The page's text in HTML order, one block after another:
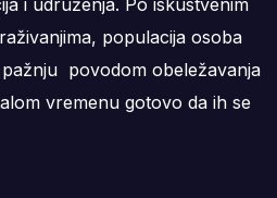
i udruženja. Po iskustvenim
populacija osoba
povodom obeležavanja
vremenu gotovo da ih se